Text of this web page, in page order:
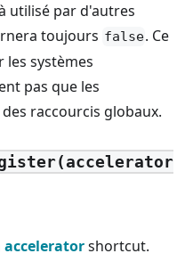
utilisé par d'autres
toujours false. Ce
systèmes
pas que les
raccourcis globaux.
acceleratorshortcut.